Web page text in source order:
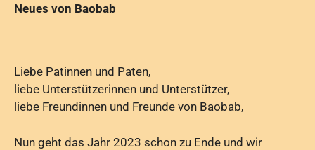
Neues von Baobab
Liebe Patinnen und Paten,
liebe Unterstützerinnen und Unterstützer,
liebe Freundinnen und Freunde von Baobab,
Nun geht das Jahr 2023 schon zu Ende und wir